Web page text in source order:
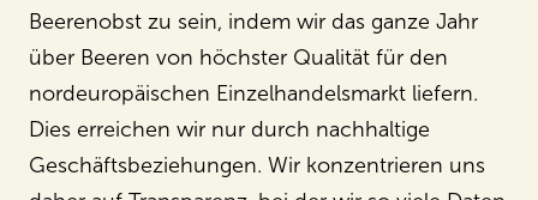
Beerenobst zu sein, indem wir das ganze Jahr
über Beeren von höchster Qualität für den
nordeuropäischen Einzelhandelsmarkt liefern.
Dies erreichen wir nur durch nachhaltige
Geschäftsbeziehungen. Wir konzentrieren uns